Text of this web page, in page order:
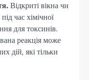
Відкриті вікна чи
час хімічної
для токсинів.
реакція може
дій, які тільки